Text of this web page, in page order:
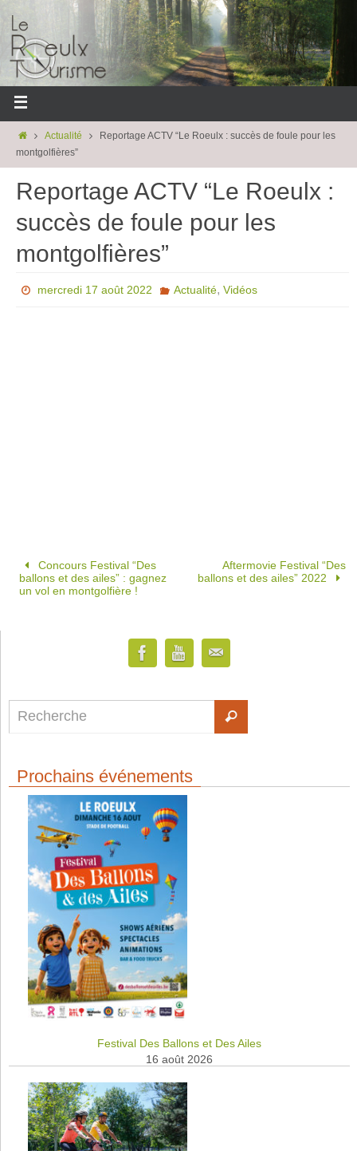
Actualité
Reportage ACTV “Le Roeulx : succès de foule pour les
montgolfières”
Reportage ACTV “Le Roeulx :
succès de foule pour les
montgolfières”
mercredi 17 août 2022 Actualité, Vidéos
Concours Festival “Des
ballons et des ailes” : gagnez
un vol en montgolfière !
Aftermovie Festival “Des
ballons et des ailes” 2022
Prochains événements
Festival Des Ballons et Des Ailes
16 août 2026